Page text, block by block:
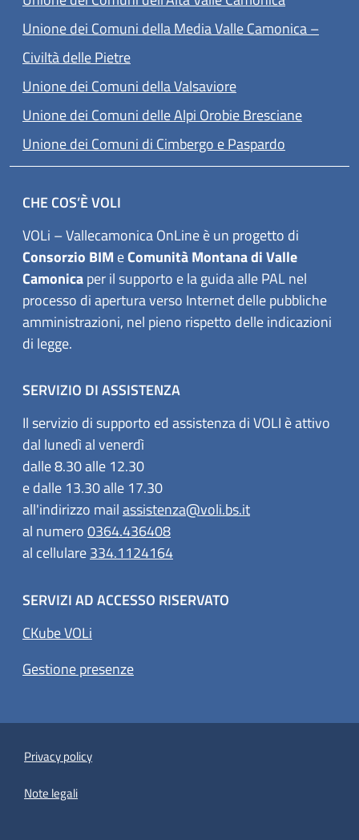
Unione dei Comuni della Media Valle Camonica –
Civiltà delle Pietre(apre in un'altra scheda).
Unione dei Comuni della Valsaviore(apre in un'altra
Unione dei Comuni delle Alpi Orobie Bresciane(apre in
Unione dei Comuni di Cimbergo e Paspardo
CHE COS’È VOLI
VOLi – Vallecamonica OnLine è un progetto di
Consorzio BIM eComunità Montana di Valle
Camonicaper il supporto e la guida alle PAL nel
processo di apertura verso Internet delle pubbliche
amministrazioni, nel pieno rispetto delle indicazioni
di legge.
SERVIZIO DI ASSISTENZA
Il servizio di supporto ed assistenza di VOLI è attivo
dal lunedì al venerdì
dalle 8.30 alle 12.30
e dalle 13.30 alle 17.30
all'indirizzo mailassistenza@voli.bs.it
al numero0364.436408
al cellulare334.1124164
SERVIZI AD ACCESSO RISERVATO
CKube VOLi
Gestione presenze
Privacy policy
Note legali